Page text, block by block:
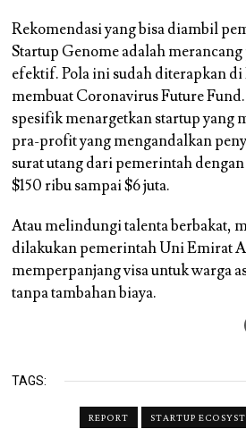
Rekomendasi yang bisa diambil
Startup Genome adalah
efektif. Pola ini sudah diterapkan
membuat Coronavirus Future
spesifik menargetkan startup yang
pra-profit yang mengandalkan
surat utang dari pemerintah
$150 ribu sampai $6 juta.
Atau melindungi talenta berbakat,
dilakukan pemerintah Uni Emirat
memperpanjang visa untuk warga
tanpa tambahan biaya.
TAGS:
REPORT STARTUP